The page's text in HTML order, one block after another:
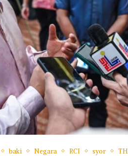
baki Negara RCI syor TH